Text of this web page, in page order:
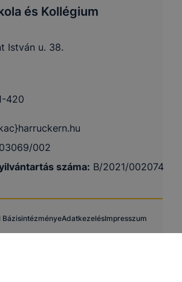
és Kollégium
István u. 38.
420
002
száma: B/2021/002074
BázisintézményeAdatkezelésImpresszum